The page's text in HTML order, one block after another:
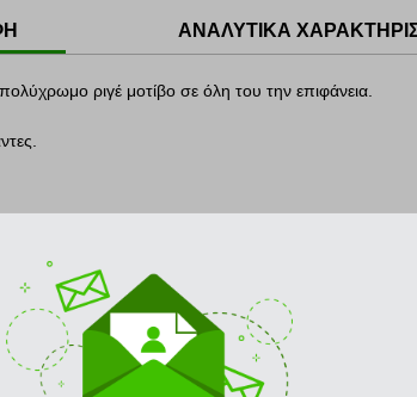
ΑΝΑΛΥΤΙΚΑ
ριγέ μοτίβο σε όλη του την επιφάνεια.
τη δεκαετία του '90.
από 20 αγορές, κυρίως ευρωπαϊκές.
μοντέρνων παιδικών ρούχων που θα διαθέτουν το